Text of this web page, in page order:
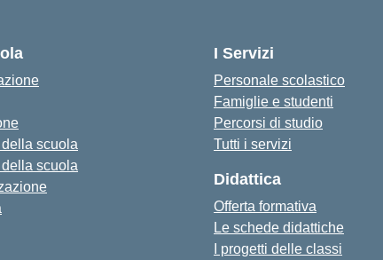
della scuola
della scuola
I Servizi
Personale scolastico
Famiglie e studenti
Percorsi di studio
Tutti i servizi
Didattica
Offerta formativa
Le schede didattiche
I progetti delle classi